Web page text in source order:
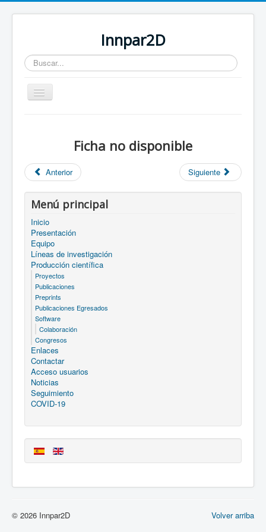
Innpar2D
Buscar...
Cambiar
navegación
Ficha no disponible
Anterior Siguiente
Menú principal
Inicio
Presentación
Equipo
Líneas de investigación
Producción científica
Proyectos
Publicaciones
Preprints
Publicaciones Egresados
Software
Colaboración
Congresos
Enlaces
Contactar
Acceso usuarios
Noticias
Seguimiento
COVID-19
Volver arriba
© 2026 Innpar2D